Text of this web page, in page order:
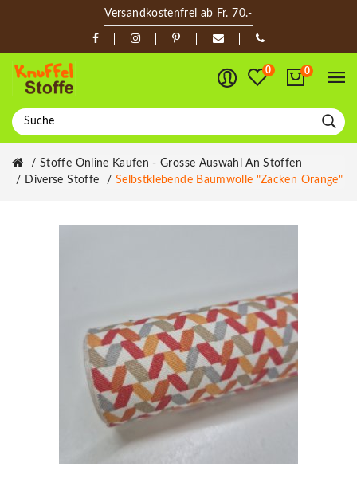
Versandkostenfrei ab Fr. 70.-
0 0
Stoffe Online Kaufen - Grosse Auswahl An Stoffen
Diverse Stoffe
Selbstklebende Baumwolle "Zacken Orange"